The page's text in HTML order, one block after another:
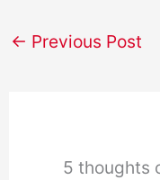
← Previous Post
5 thoughts